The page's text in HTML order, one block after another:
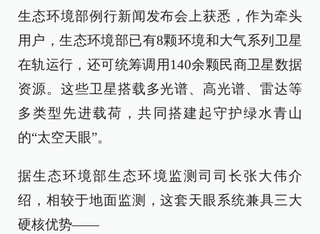
生态环境部例行新闻发布会上获悉，作为牵头
用户，生态环境部已有8颗环境和大气系列卫星
在轨运行，还可统筹调用140余颗民商卫星数据
资源。这些卫星搭载多光谱、高光谱、雷达等
多类型先进载荷，共同搭建起守护绿水青山
的“太空天眼”。
据生态环境部生态环境监测司司长张大伟介
绍，相较于地面监测，这套天眼系统兼具三大
硬核优势——